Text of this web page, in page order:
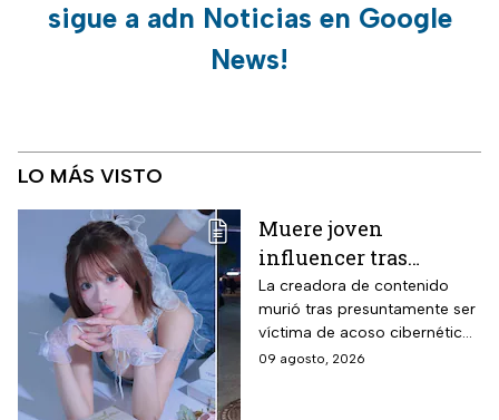
sigue a adn Noticias en Google
News!
LO MÁS VISTO
Muere joven
influencer tras
polémica por
ENHYPEN; investigan
ciberacoso
La creadora de contenido
murió tras presuntamente ser
víctima de acoso cibernético
tras un malentendido en un
09 agosto, 2026